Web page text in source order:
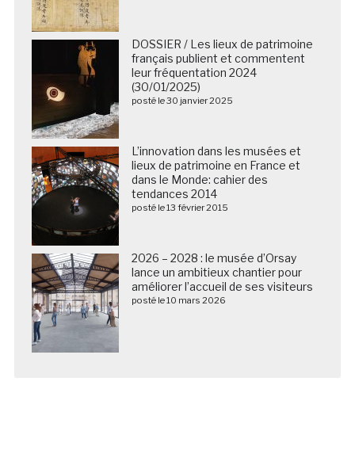
DOSSIER / Les lieux de patrimoine
français publient et commentent
leur fréquentation 2024
(30/01/2025)
posté le 30 janvier 2025
L’innovation dans les musées et
lieux de patrimoine en France et
dans le Monde: cahier des
tendances 2014
posté le 13 février 2015
2026 – 2028 : le musée d’Orsay
lance un ambitieux chantier pour
améliorer l’accueil de ses visiteurs
posté le 10 mars 2026